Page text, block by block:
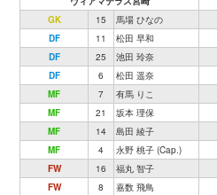
GK
15 馬場 ひなの
DF
11 松田 早和
DF
25 池田 玲奈
DF
6 松田 遥奈
MF
7 有馬 りこ
MF
21 坂本 理保
MF
14 島田 綾子
MF
4 永野 桃子 (Cap.)
FW
16 福丸 智子
FW
8 嘉数 飛鳥